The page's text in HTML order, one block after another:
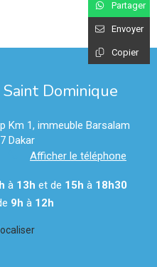
Partager
Envoyer
Copier
Dominique
Km 1, immeuble Barsalam
Dakar
Afficher le téléphone
à 13h et de 15h à 18h30
9h à 12h